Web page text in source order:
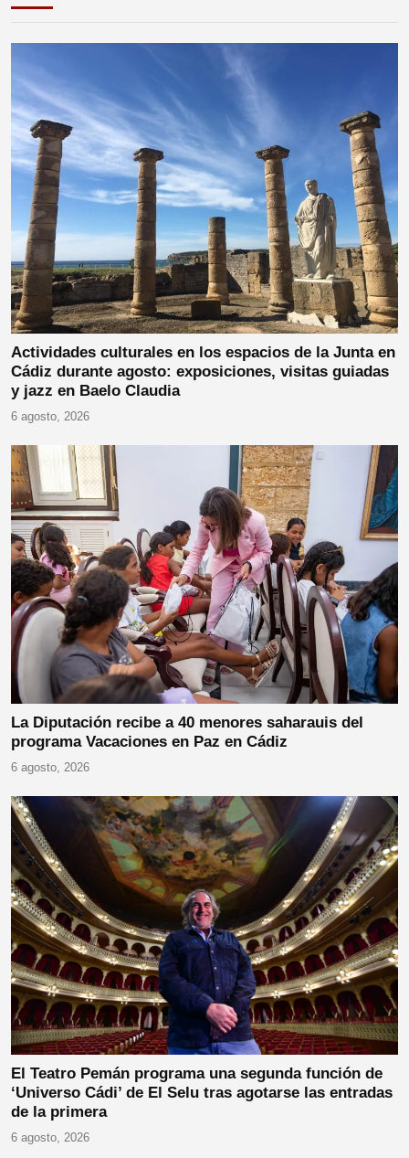
Actividades culturales en los espacios de la Junta en
Cádiz durante agosto: exposiciones, visitas guiadas
y jazz en Baelo Claudia
6 agosto, 2026
La Diputación recibe a 40 menores saharauis del
programa Vacaciones en Paz en Cádiz
6 agosto, 2026
El Teatro Pemán programa una segunda función de
‘Universo Cádi’ de El Selu tras agotarse las entradas
de la primera
6 agosto, 2026